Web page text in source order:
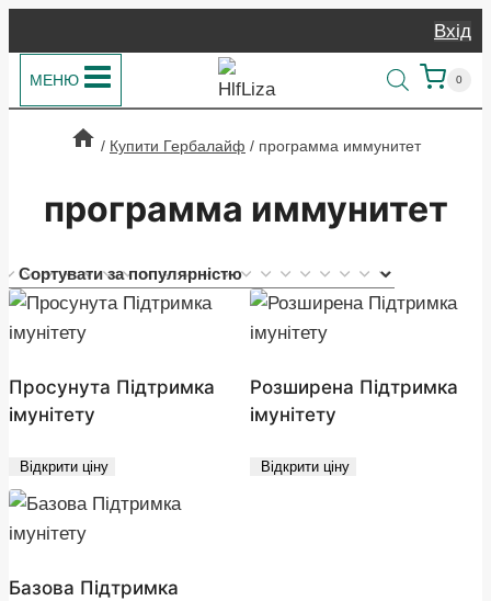
до
вмісту
Вхід
МЕНЮ 0
/ Купити Гербалайф / программа иммунитет
программа иммунитет
Просунута Підтримка
імунітету
Відкрити ціну
Розширена Підтримка
імунітету
Відкрити ціну
Базова Підтримка